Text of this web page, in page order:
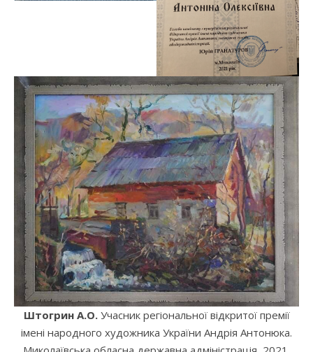
Штогрин А.О.Учасник регіональної відкритої премії
імені народного художника України Андрія Антонюка.